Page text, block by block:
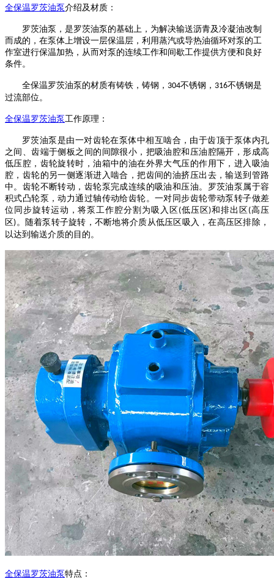
全保温罗茨油泵介绍及材质 ：
罗茨油泵 ，是罗茨油泵 的基础上，为解决输送沥青及冷凝油改制
而成的，在泵体上增设一层保温层，利用蒸汽或导热油循环对泵的工
作室进行保温加热，从而对泵的连续工作和间歇工作提供方便和良好
条件。
全保温罗茨油泵的材质有铸铁，铸钢， 304不锈钢， 316不锈钢是
过流部位。
全保温罗茨油泵工作原理：
罗茨油泵 是由一对齿轮在泵体中相互啮合，由于齿顶于泵体内孔
之间、齿端于侧板之间的间隙很小，把吸油腔和压油腔隔开，形成高
低压腔，齿轮旋转时，油箱中的油在外界大气压的作用下，进入吸油
腔，齿轮的另一侧逐渐进入啮合，把齿间的油挤压出去，输送到管路
中。齿轮不断转动，齿轮泵完成连续的吸油和压油。 罗茨油泵 属于容
积式凸轮泵，动力通过轴传动给齿轮。一对同步齿轮带动泵转子做差
位同步旋转运动，将泵工作腔分割为吸入区 (低压区)和排出区 (高压
区)。随着泵转子旋转，不断地将介质从低压区吸入，在高压区排除，
以达到输送介质的目的。
全保温罗茨油泵特点：